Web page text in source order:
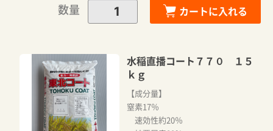
数量 カートに入れる
水稲直播コート７７０ １５
ｋｇ
【成分量】
窒素17％
速効性約20％